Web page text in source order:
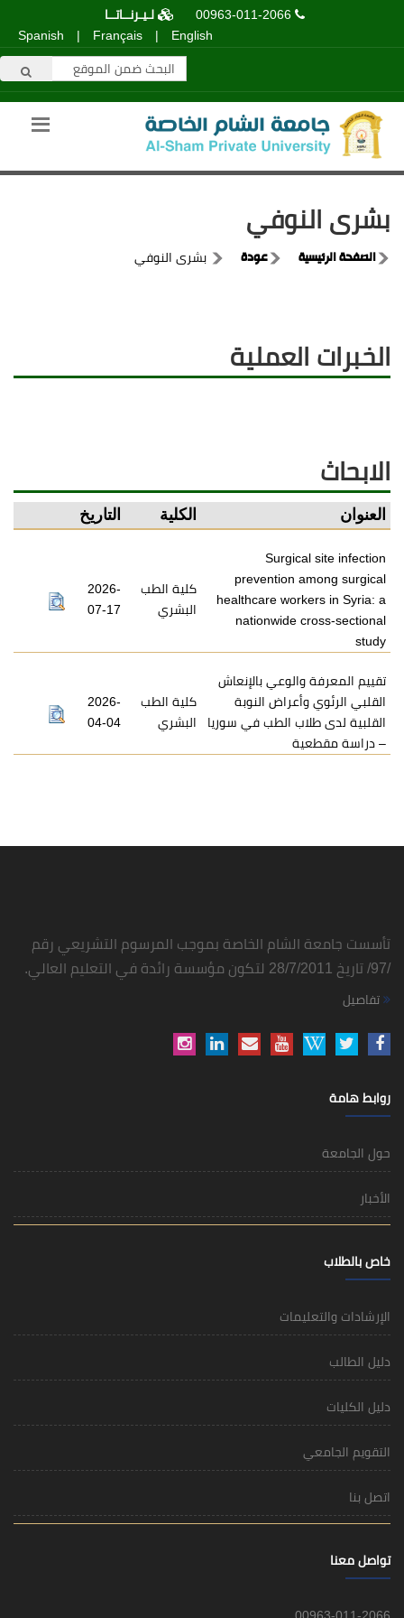
00963-011-2066
لـيـرنــاتــا
English
|
Français
|
Spanish
بشرى النوفي
الصفحة الرئيسية عودة بشرى النوفي
الخبرات العملية
الابحاث
العنوان الكلية التاريخ
Surgical site infection
prevention among surgical
healthcare workers in Syria: a
nationwide cross-sectional
study
كلية الطب
البشري
2026-
07-17
تقييم المعرفة والوعي بالإنعاش
القلبي الرئوي وأعراض النوبة
القلبية لدى طلاب الطب في سوريا
– دراسة مقطعية
كلية الطب
البشري
2026-
04-04
تأسست جامعة الشام الخاصة بموجب المرسوم التشريعي رقم
/97/ تاريخ 28/7/2011 لتكون مؤسسة رائدة في التعليم العالي.
تفاصيل
روابط هامة
حول الجامعة
الأخبار
خاص بالطلاب
الإرشادات والتعليمات
دليل الطالب
دليل الكليات
التقويم الجامعي
اتصل بنا
تواصل معنا